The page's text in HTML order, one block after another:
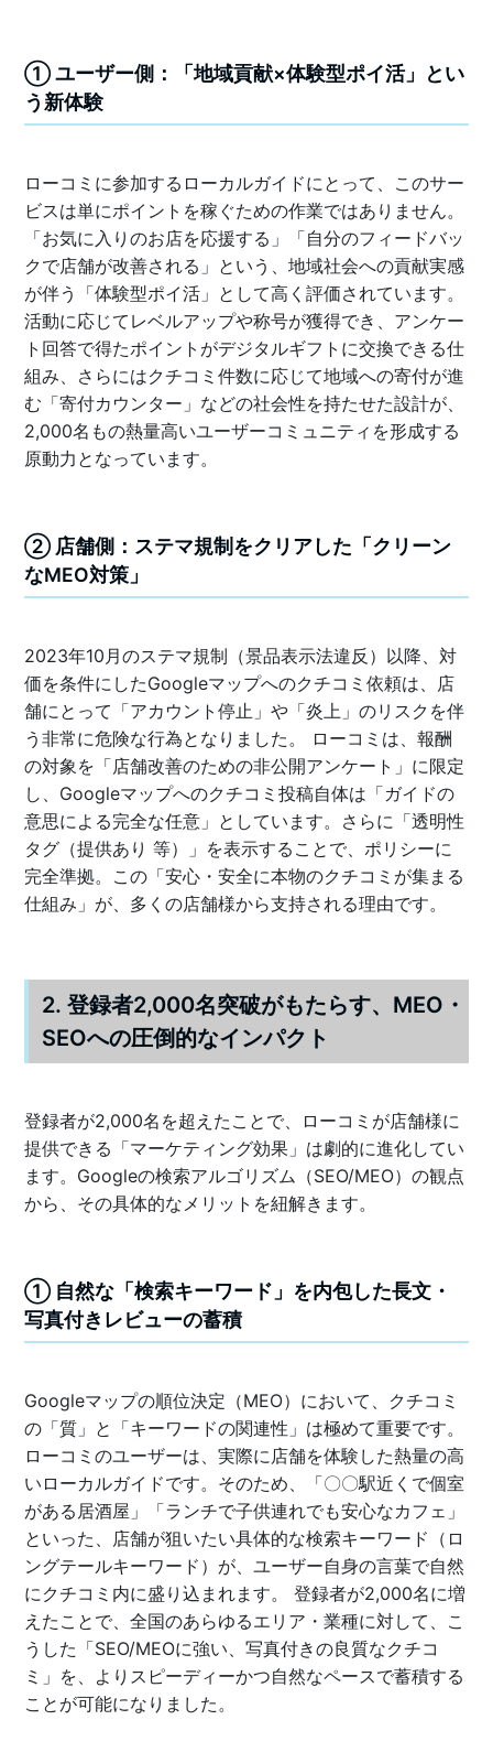
① ユーザー側：「地域貢献×体験型ポイ活」とい
う新体験
ローコミに参加するローカルガイドにとって、このサー
ビスは単にポイントを稼ぐための作業ではありません。
「お気に入りのお店を応援する」「自分のフィードバッ
クで店舗が改善される」という、地域社会への貢献実感
が伴う「体験型ポイ活」として高く評価されています。
活動に応じてレベルアップや称号が獲得でき、アンケー
ト回答で得たポイントがデジタルギフトに交換できる仕
組み、さらにはクチコミ件数に応じて地域への寄付が進
む「寄付カウンター」などの社会性を持たせた設計が、
2,000名もの熱量高いユーザーコミュニティを形成する
原動力となっています。
② 店舗側：ステマ規制をクリアした「クリーン
なMEO対策」
2023年10月のステマ規制（景品表示法違反）以降、対
価を条件にしたGoogleマップへのクチコミ依頼は、店
舗にとって「アカウント停止」や「炎上」のリスクを伴
う非常に危険な行為となりました。 ローコミは、報酬
の対象を「店舗改善のための非公開アンケート」に限定
し、Googleマップへのクチコミ投稿自体は「ガイドの
意思による完全な任意」としています。さらに「透明性
タグ（提供あり 等）」を表示することで、ポリシーに
完全準拠。この「安心・安全に本物のクチコミが集まる
仕組み」が、多くの店舗様から支持される理由です。
2. 登録者2,000名突破がもたらす、MEO・
SEOへの圧倒的なインパクト
登録者が2,000名を超えたことで、ローコミが店舗様に
提供できる「マーケティング効果」は劇的に進化してい
ます。Googleの検索アルゴリズム（SEO/MEO）の観点
から、その具体的なメリットを紐解きます。
① 自然な「検索キーワード」を内包した長文・
写真付きレビューの蓄積
Googleマップの順位決定（MEO）において、クチコミ
の「質」と「キーワードの関連性」は極めて重要です。
ローコミのユーザーは、実際に店舗を体験した熱量の高
いローカルガイドです。そのため、「〇〇駅近くで個室
がある居酒屋」「ランチで子供連れでも安心なカフェ」
といった、店舗が狙いたい具体的な検索キーワード（ロ
ングテールキーワード）が、ユーザー自身の言葉で自然
にクチコミ内に盛り込まれます。 登録者が2,000名に増
えたことで、全国のあらゆるエリア・業種に対して、こ
うした「SEO/MEOに強い、写真付きの良質なクチコ
ミ」を、よりスピーディーかつ自然なペースで蓄積する
ことが可能になりました。